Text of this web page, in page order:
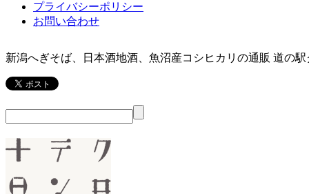
プライバシーポリシー
お問い合わせ
新潟へぎそば、日本酒地酒、魚沼産コシヒカリの通販 道の